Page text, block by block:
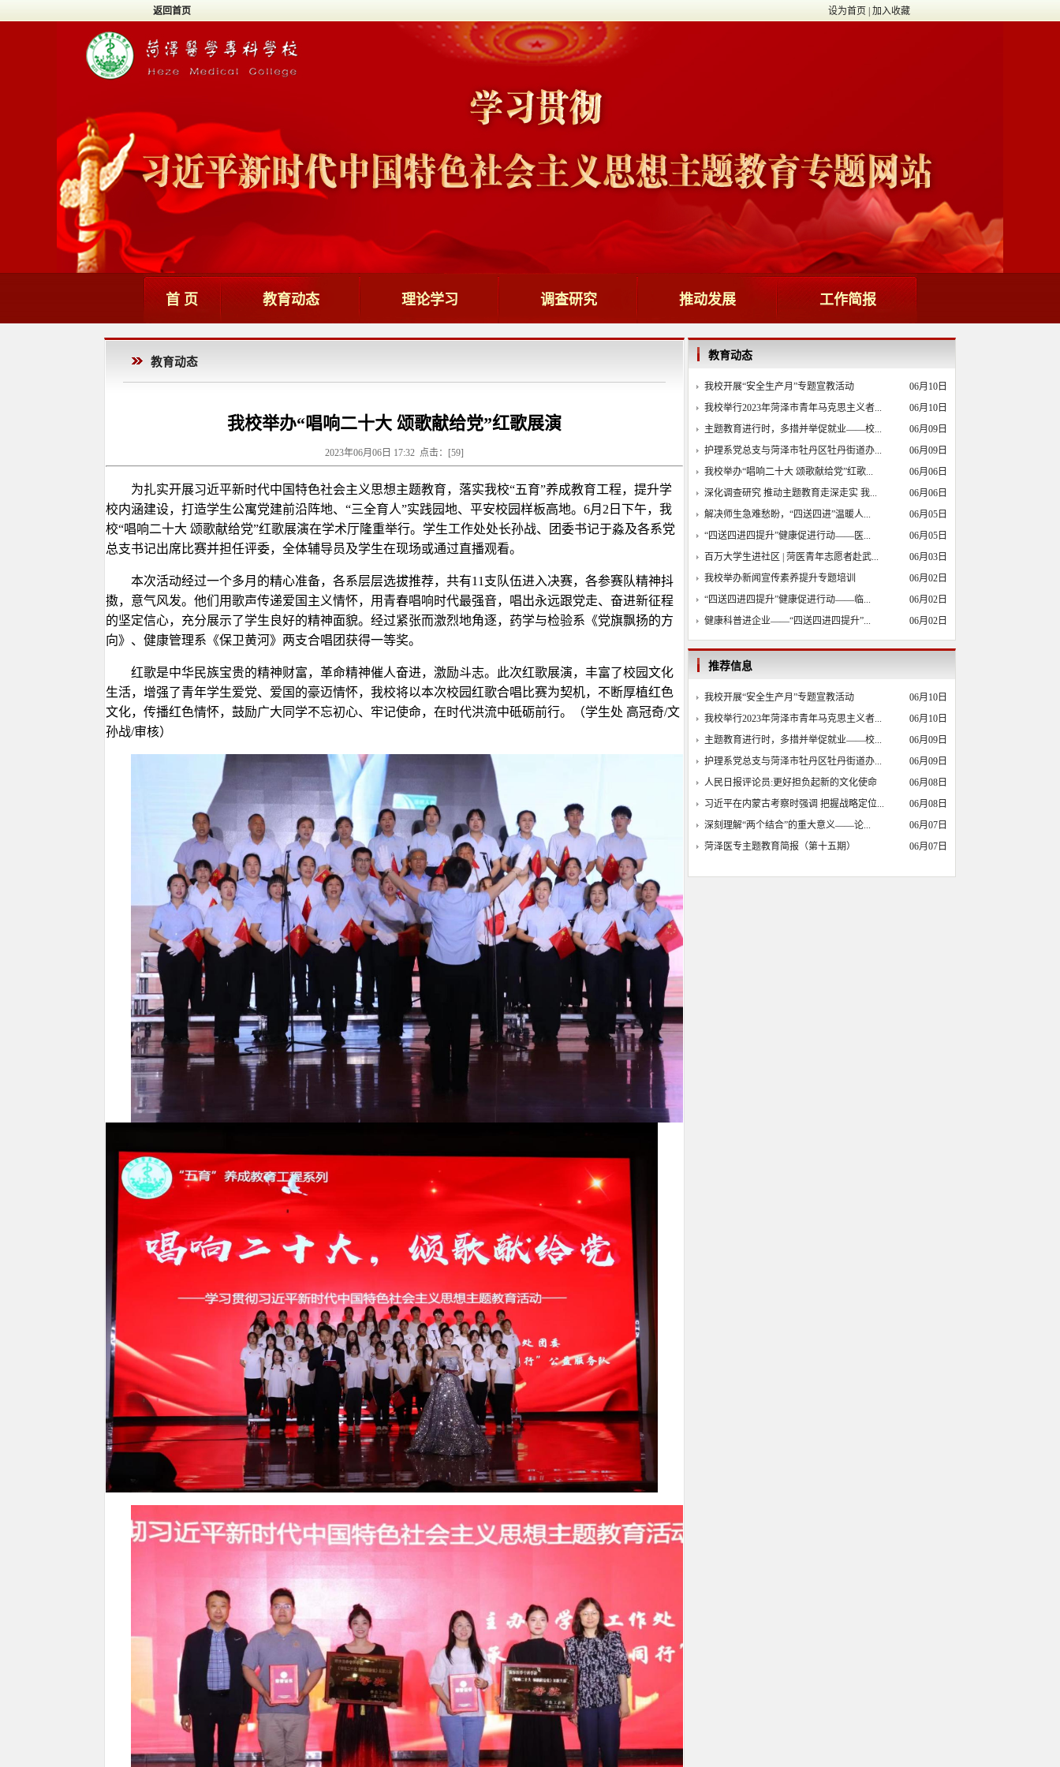
返回首页 设为首页 加入收藏
首 页 教育动态 理论学习 调查研究 推动发展 工作简报
教育动态
我校举办“唱响二十大 颂歌献给党”红歌展演
2023年06月06日 17:32 点击：[59]
为扎实开展习近平新时代中国特色社会主义思想主题教育，落实我校“五育”养成教育工程，提升学
校内涵建设，打造学生公寓党建前沿阵地、“三全育人”实践园地、平安校园样板高地。6月2日下午，我
校“唱响二十大 颂歌献给党”红歌展演在学术厅隆重举行。学生工作处处长孙战、团委书记于淼及各系党
总支书记出席比赛并担任评委，全体辅导员及学生在现场或通过直播观看。
本次活动经过一个多月的精心准备，各系层层选拔推荐，共有11支队伍进入决赛，各参赛队精神抖
擞，意气风发。他们用歌声传递爱国主义情怀，用青春唱响时代最强音，唱出永远跟党走、奋进新征程
的坚定信心，充分展示了学生良好的精神面貌。经过紧张而激烈地角逐，药学与检验系《党旗飘扬的方
向》、健康管理系《保卫黄河》两支合唱团获得一等奖。
红歌是中华民族宝贵的精神财富，革命精神催人奋进，激励斗志。此次红歌展演，丰富了校园文化
生活，增强了青年学生爱党、爱国的豪迈情怀，我校将以本次校园红歌合唱比赛为契机，不断厚植红色
文化，传播红色情怀，鼓励广大同学不忘初心、牢记使命，在时代洪流中砥砺前行。（学生处 高冠奇/文
孙战/审核）
教育动态
我校开展“安全生产月”专题宣教活动
06月10日
我校举行2023年菏泽市青年马克思主义者...
06月10日
主题教育进行时，多措并举促就业——校...
06月09日
护理系党总支与菏泽市牡丹区牡丹街道办...
06月09日
我校举办“唱响二十大 颂歌献给党”红歌...
06月06日
深化调查研究 推动主题教育走深走实 我...
06月06日
解决师生急难愁盼，“四送四进”温暖人...
06月05日
“四送四进四提升”健康促进行动——医...
06月05日
百万大学生进社区 | 菏医青年志愿者赴武...
06月03日
我校举办新闻宣传素养提升专题培训
06月02日
“四送四进四提升”健康促进行动——临...
06月02日
健康科普进企业——“四送四进四提升”...
06月02日
推荐信息
我校开展“安全生产月”专题宣教活动
06月10日
我校举行2023年菏泽市青年马克思主义者...
06月10日
主题教育进行时，多措并举促就业——校...
06月09日
护理系党总支与菏泽市牡丹区牡丹街道办...
06月09日
人民日报评论员:更好担负起新的文化使命
06月08日
习近平在内蒙古考察时强调 把握战略定位...
06月08日
深刻理解“两个结合”的重大意义——论...
06月07日
菏泽医专主题教育简报（第十五期）
06月07日